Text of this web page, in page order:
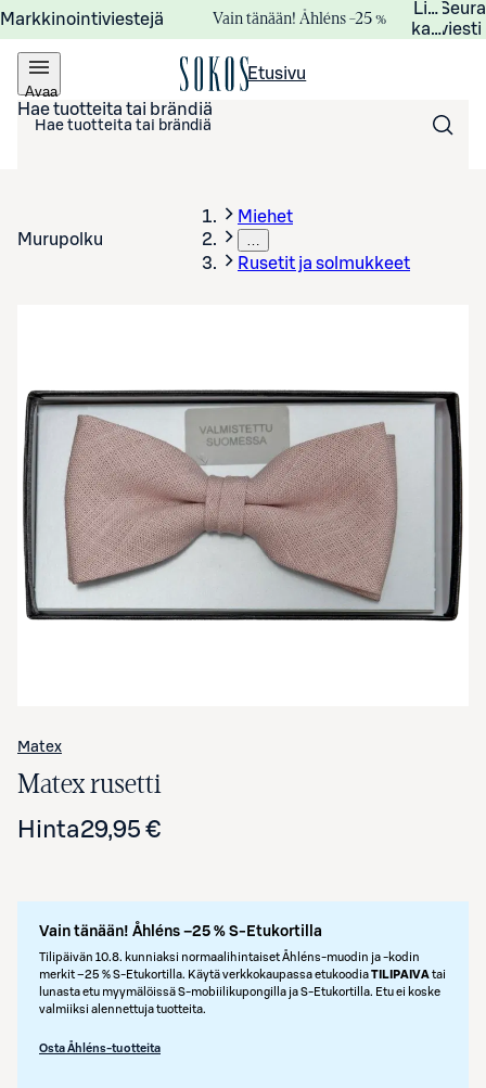
Markkinointiviestejä Vain tänään! Åhléns –25 %
viesti
Avaa
valikko
Etusivu
Hae tuotteita tai brändiä
Murupolku
Miehet
…
Rusetit ja solmukkeet
Avaa tuotekuva suurennettuna
Matex
Matex rusetti
Hinta29,95 €
Vain tänään! Åhléns –25 % S-Etukortilla
Tilipäivän 10.8. kunniaksi normaalihintaiset Åhléns-muodin ja -kodin
merkit –25 % S‑Etukortilla. Käytä verkkokaupassa etukoodiaTILIPAIVAtai
lunasta etu myymälöissä S‑mobiilikupongilla ja S‑Etukortilla. Etu ei koske
valmiiksi alennettuja tuotteita.
Osta Åhléns-tuotteita